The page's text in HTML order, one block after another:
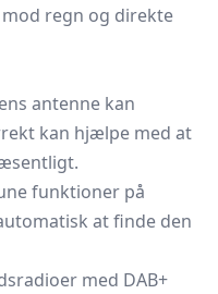
regn og direkte
antenne kan
kan hjælpe med at
funktioner på
at finde den
med DAB+